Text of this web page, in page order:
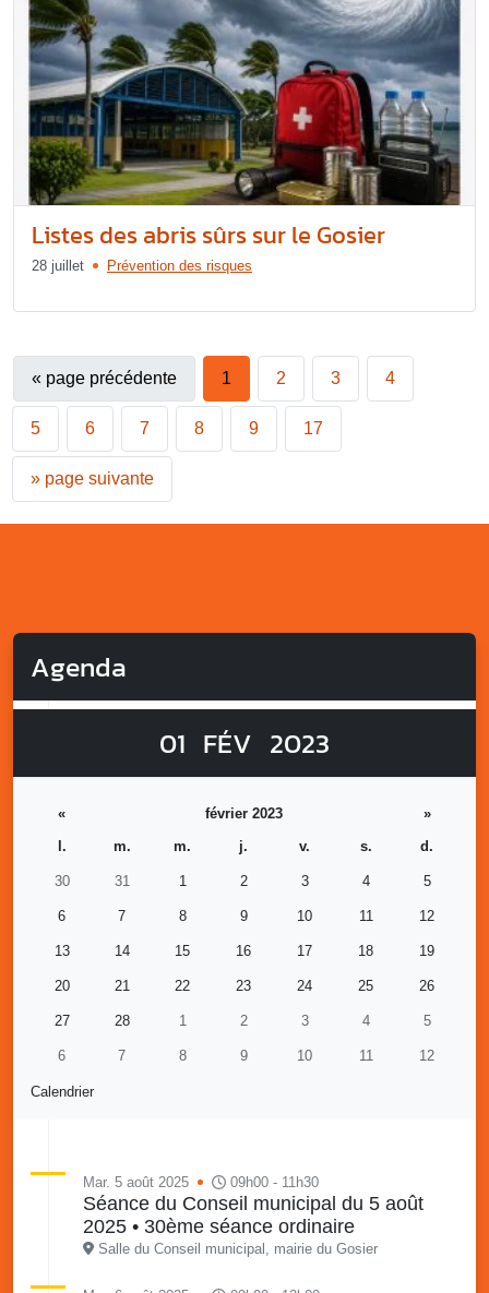
Listes des abris sûrs sur le Gosier
28 juillet Prévention des risques
« page précédente 1 2 3 4
5 6 7 8 9 17
» page suivante
Agenda
01 FÉV 2023
Calendrier
« février 2023
»
l.
m. m. j. v. s. d.
30 31 1 2 3 4 5
6 7 8 9 10 11 12
13 14 15 16 17 18 19
20 21 22 23 24 25 26
27 28 1 2 3 4 5
6 7 8 9 10 11 12
Mar. 5 août 2025 09h00 - 11h30
Séance du Conseil municipal du 5 août
2025 • 30ème séance ordinaire
Salle du Conseil municipal, mairie du Gosier